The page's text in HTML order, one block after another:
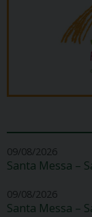
09/08/2026
Santa Messa –
09/08/2026
Santa Messa –